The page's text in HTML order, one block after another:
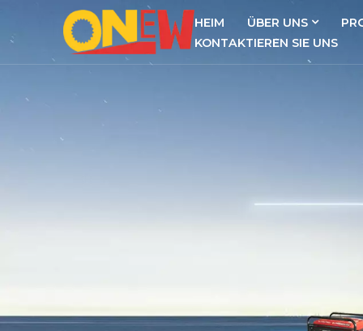
HEIM ÜBER UNS
KONTAKTIEREN SIE UNS